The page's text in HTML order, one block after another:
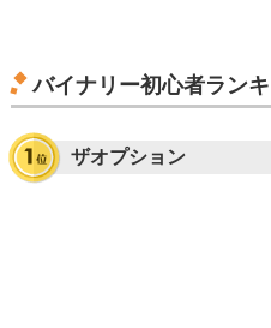
バイナリー初心者ラン
ザオプション